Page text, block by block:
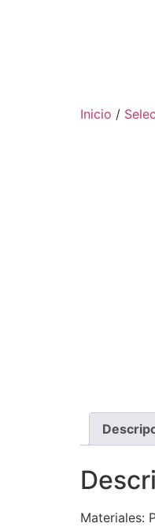
Inicio /
Materiales: